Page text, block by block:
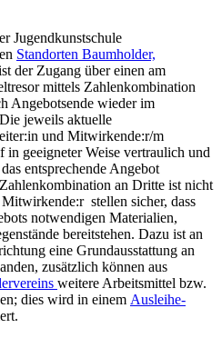
Jugendkunstschule
Standorten Baumholder,
der Zugang über einen am
mittels Zahlenkombination
Angebotsende wieder im
jeweils aktuelle
und Mitwirkende:r/m
in geeigneter Weise vertraulich und
entsprechende Angebot
an Dritte ist nicht
stellen sicher, dass
notwendigen Materialien,
bereitstehen. Dazu ist an
eine Grundausstattung an
zusätzlich können aus
weitere Arbeitsmittel bzw.
dies wird in einem Ausleihe-